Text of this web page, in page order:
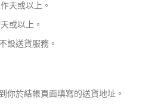
天或以上。
或以上。
設送貨服務。
你於結帳頁面填寫的送貨地址。